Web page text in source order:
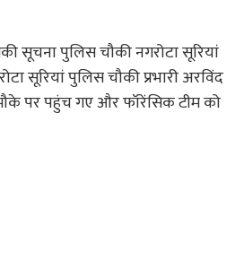
सूचना पुलिस चौकी नगरोटा सूरियां
सूरियां पुलिस चौकी प्रभारी अरविंद
पर पहुंच गए और फॉरेंसिक टीम को